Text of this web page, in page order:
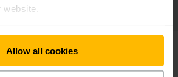
website.
Allow all cookiesje, že jsou neuvěřitelně
a zároveň ochotní se stále posouvat.